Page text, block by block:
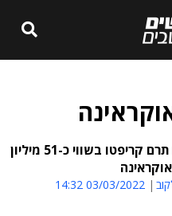
העולם תרם קריפטו בשווי כ-51 מיליון
03/03/2022 14:32